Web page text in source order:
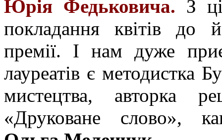
Юрія Федьковича. З
покладання квітів до
премії. І нам дуже
лауреатів є методистка
мистецтва, авторка
«Друковане слово»,